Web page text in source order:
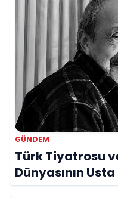
GÜNDEM
Türk Tiyatrosu
Dünyasının
Hayatını